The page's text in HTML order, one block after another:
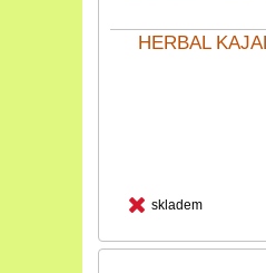
HERBAL
skladem